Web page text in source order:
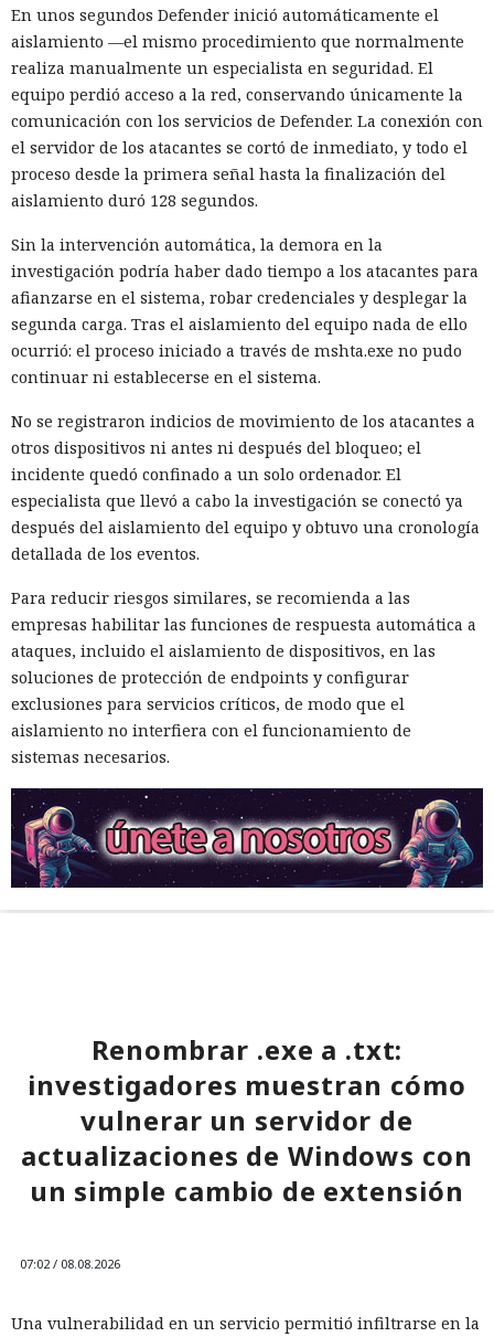
En unos segundos Defender inició automáticamente el
aislamiento —el mismo procedimiento que normalmente
realiza manualmente un especialista en seguridad. El
equipo perdió acceso a la red, conservando únicamente la
comunicación con los servicios de Defender. La conexión con
el servidor de los atacantes se cortó de inmediato, y todo el
proceso desde la primera señal hasta la finalización del
aislamiento duró 128 segundos.
Sin la intervención automática, la demora en la
investigación podría haber dado tiempo a los atacantes para
afianzarse en el sistema, robar credenciales y desplegar la
segunda carga. Tras el aislamiento del equipo nada de ello
ocurrió: el proceso iniciado a través de mshta.exe no pudo
continuar ni establecerse en el sistema.
No se registraron indicios de movimiento de los atacantes a
otros dispositivos ni antes ni después del bloqueo; el
incidente quedó confinado a un solo ordenador. El
especialista que llevó a cabo la investigación se conectó ya
después del aislamiento del equipo y obtuvo una cronología
detallada de los eventos.
Para reducir riesgos similares, se recomienda a las
empresas habilitar las funciones de respuesta automática a
ataques, incluido el aislamiento de dispositivos, en las
soluciones de protección de endpoints y configurar
exclusiones para servicios críticos, de modo que el
aislamiento no interfiera con el funcionamiento de
sistemas necesarios.
Renombrar .exe a .txt:
investigadores muestran cómo
vulnerar un servidor de
actualizaciones de Windows con
un simple cambio de extensión
07:02 / 08.08.2026
Una vulnerabilidad en un servicio permitió infiltrarse en la